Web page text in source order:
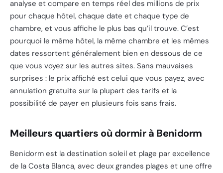
analyse et compare en temps réel des millions de prix
pour chaque hôtel, chaque date et chaque type de
chambre, et vous affiche le plus bas qu’il trouve. C’est
pourquoi le même hôtel, la même chambre et les mêmes
dates ressortent généralement bien en dessous de ce
que vous voyez sur les autres sites. Sans mauvaises
surprises : le prix affiché est celui que vous payez, avec
annulation gratuite sur la plupart des tarifs et la
possibilité de payer en plusieurs fois sans frais.
Meilleurs quartiers où dormir à Benidorm
Benidorm est la destination soleil et plage par excellence
de la Costa Blanca, avec deux grandes plages et une offre